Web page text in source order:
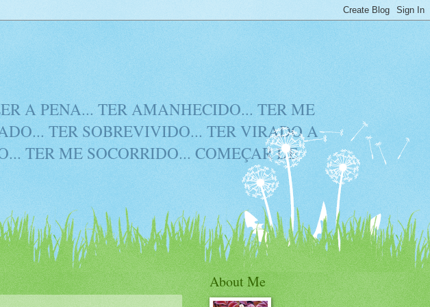
A PENA... TER AMANHECIDO... TER ME
TER SOBREVIVIDO... TER VIRADO A
TER ME SOCORRIDO... COMEÇAR DE
About Me